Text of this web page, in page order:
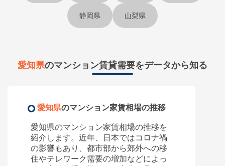
静岡県 山梨県
愛知県のマンション賃貸需要をデータから知る
愛知県のマンション家賃相場の推移
愛知県のマンション家賃相場の推移を
紹介します。近年、日本ではコロナ禍
の影響もあり、都市部から郊外への移
住やテレワーク需要の増加などによっ